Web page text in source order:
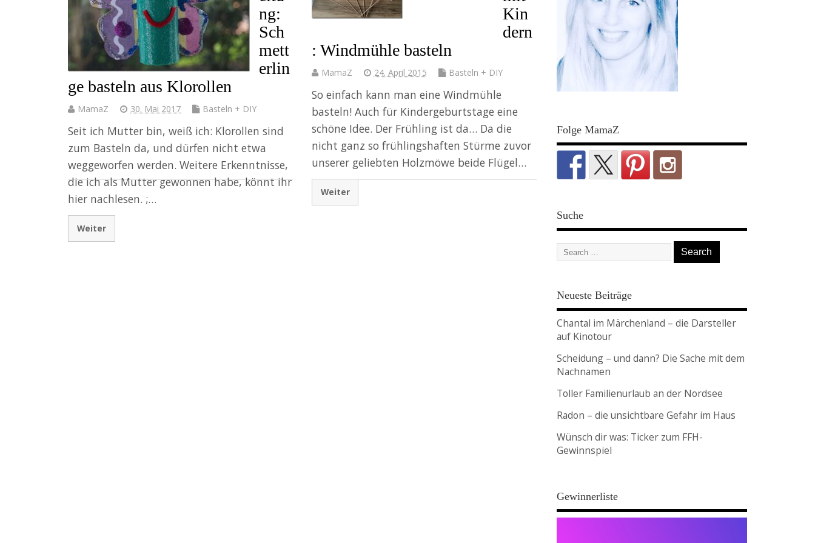
ng:
Sch
mett
erlin
ge basteln aus Klorollen
MamaZ 30. Mai 2017 Basteln + DIY
Seit ich Mutter bin, weiß ich: Klorollen sind
zum Basteln da, und dürfen nicht etwa
weggeworfen werden. Weitere Erkenntnisse,
die ich als Mutter gewonnen habe, könnt ihr
hier nachlesen. ;…
Weiter
Kin
dern
: Windmühle basteln
MamaZ 24. April 2015 Basteln + DIY
So einfach kann man eine Windmühle
basteln! Auch für Kindergeburtstage eine
schöne Idee. Der Frühling ist da… Da die
nicht ganz so frühlingshaften Stürme zuvor
unserer geliebten Holzmöwe beide Flügel…
Weiter
Folge MamaZ
Suche
Neueste Beiträge
Chantal im Märchenland – die Darsteller
auf Kinotour
Scheidung – und dann? Die Sache mit dem
Nachnamen
Toller Familienurlaub an der Nordsee
Radon – die unsichtbare Gefahr im Haus
Wünsch dir was: Ticker zum FFH-
Gewinnspiel
Gewinnerliste